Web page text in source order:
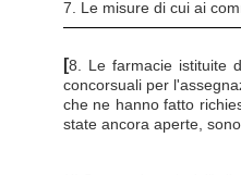
7. Le misure di cui ai
[8. Le farmacie istituite
concorsuali per
che ne hanno fatto
state ancora aperte,